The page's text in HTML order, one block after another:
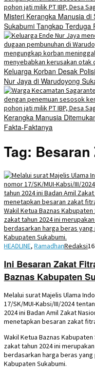
Misteri Kerangka Manusia
Sukabumi Tangkap Terduga
Keluarga Korban Desak
Nur Jaya di Warudoyong
Kerangka Manusia
Fakta-Faktanya
Tag:
HEADLINE, RamadhanRedaksi
Ini Besaran Zakat
Baznas Kabupaten
Melalui surat Majelis Ulama
17/SK/MUI-Kabsi/III/2024
2024 ini Badan Amil Zakat
menetapkan besaran zakat
Wakil Ketua Baznas
zakat tahun 2024 ini
berdasarkan harga beras
Kabupaten Sukabumi.